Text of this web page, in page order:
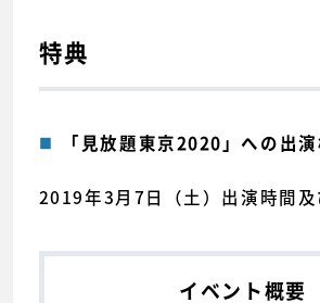
特典
「見放題東京2020」への出演
2019年3月7日（土）出演時間
イベント概要